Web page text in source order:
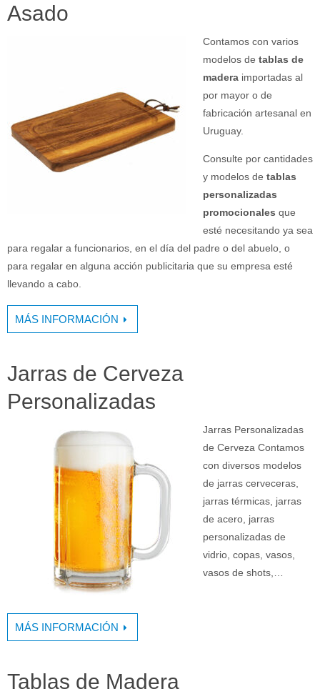
Asado
Contamos con varios
modelos de tablas de
madera importadas al
por mayor o de
fabricación artesanal en
Uruguay.
Consulte por cantidades
y modelos de tablas
personalizadas
promocionales que
esté necesitando ya sea
para regalar a funcionarios, en el día del padre o del abuelo, o
para regalar en alguna acción publicitaria que su empresa esté
llevando a cabo.
MÁS INFORMACIÓN
Jarras de Cerveza
Personalizadas
Jarras Personalizadas
de Cerveza Contamos
con diversos modelos
de jarras cerveceras,
jarras térmicas, jarras
de acero, jarras
personalizadas de
vidrio, copas, vasos,
vasos de shots,…
MÁS INFORMACIÓN
Tablas de Madera